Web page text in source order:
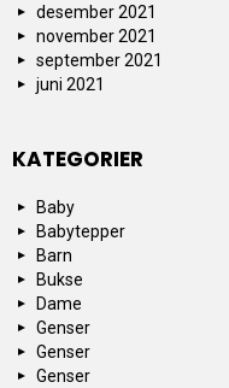
desember 2021
november 2021
september 2021
juni 2021
KATEGORIER
Baby
Babytepper
Barn
Bukse
Dame
Genser
Genser
Genser